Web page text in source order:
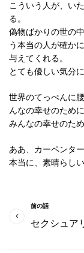
こういう人が、い
る。
偽物ばかりの世の
う本当の人が確か
与えてくれる。
とても優しい気分
世界のてっぺんに
んなの幸せのために
みんなの幸せのた
ああ、カーペンタ
本当に、素晴らしい
前の話
セクシュア